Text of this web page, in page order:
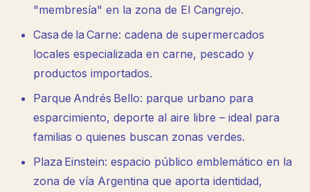
"membresía" en la zona de El Cangrejo.
Casa de la Carne: cadena de supermercados
locales especializada en carne, pescado y
productos importados.
Parque Andrés Bello: parque urbano para
esparcimiento, deporte al aire libre – ideal para
familias o quienes buscan zonas verdes.
Plaza Einstein: espacio público emblemático en la
zona de vía Argentina que aporta identidad,